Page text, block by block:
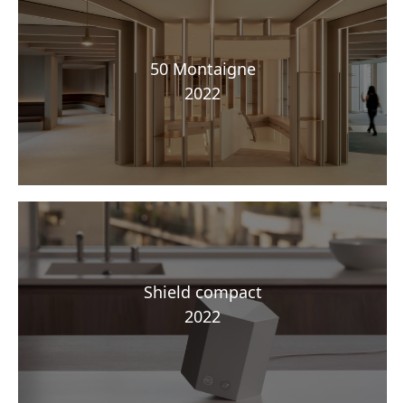
50 Montaigne
2022
Shield compact
2022